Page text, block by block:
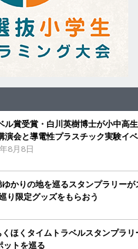
ル賞受賞・白川英樹博士が小中高
演会と導電性プラスチック実験イ
8月8日
ゆかりの地を巡るスタンプラリー
り限定グッズをもらおう
ほくタイムトラベルスタンプラ
ットを巡る